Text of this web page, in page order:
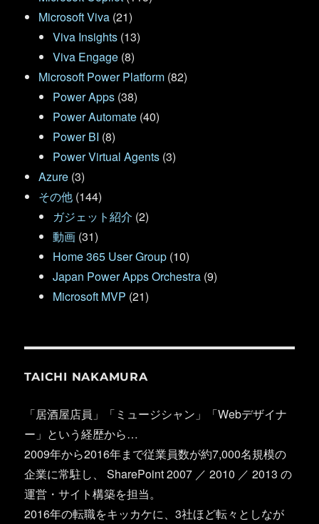
Microsoft Viva (21)
Viva Insights (13)
Viva Engage (8)
Microsoft Power Platform (82)
Power Apps (38)
Power Automate (40)
Power BI (8)
Power Virtual Agents (3)
Azure (3)
その他 (144)
ガジェット紹介 (2)
動画 (31)
Home 365 User Group (10)
Japan Power Apps Orchestra (9)
Microsoft MVP (21)
TAICHI NAKAMURA
「居酒屋店員」「ミュージシャン」「Webデザイナ
ー」という経歴から…
2009年から2016年まで従業員数が約7,000名規模の
企業に常駐し、 SharePoint 2007 ／ 2010 ／ 2013 の
運営・サイト構築を担当。
2016年の転職をキッカケに、3社ほど転々としなが